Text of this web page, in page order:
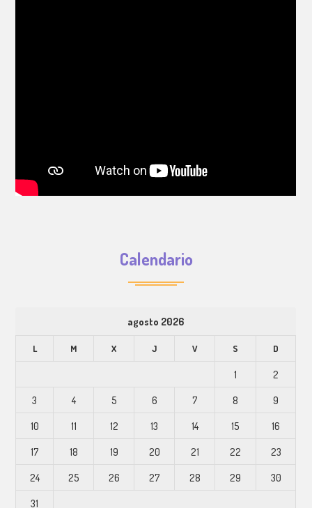
Calendario
agosto 2026
L M X J V S D
1 2
3 4 5 6 7 8 9
10 11 12 13 14 15 16
17 18 19 20 21 22 23
24 25 26 27 28 29 30
31